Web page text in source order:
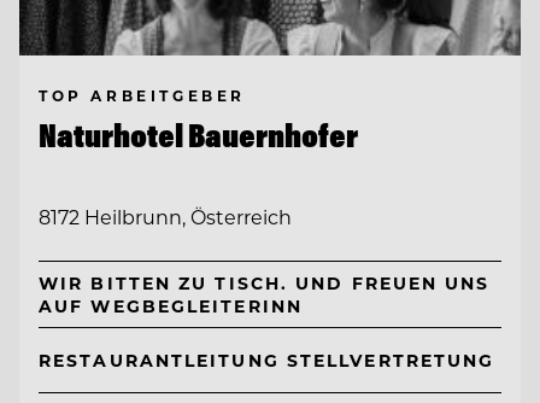
TOP ARBEITGEBER
Naturhotel Bauernhofer
8172 Heilbrunn, Österreich
WIR BITTEN ZU TISCH. UND FREUEN UNS
AUF WEGBEGLEITERINN
RESTAURANTLEITUNG STELLVERTRETUNG